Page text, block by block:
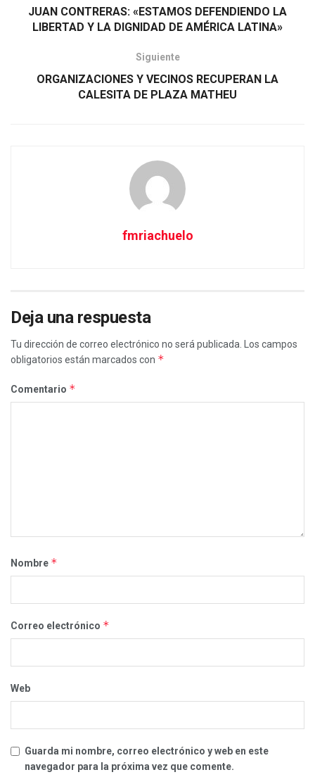
JUAN CONTRERAS: «ESTAMOS DEFENDIENDO LA
LIBERTAD Y LA DIGNIDAD DE AMÉRICA LATINA»
Siguiente
ORGANIZACIONES Y VECINOS RECUPERAN LA
CALESITA DE PLAZA MATHEU
fmriachuelo
Deja una respuesta
Tu dirección de correo electrónico no será publicada.
Los campos
obligatorios están marcados con *
Comentario *
Nombre *
Correo electrónico *
Web
Guarda mi nombre, correo electrónico y web en este
navegador para la próxima vez que comente.